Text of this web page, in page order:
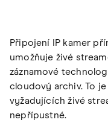
Připojení IP kamer
umožňuje živé
záznamové
cloudový archiv. To
vyžadujících živé
nepřípustné.